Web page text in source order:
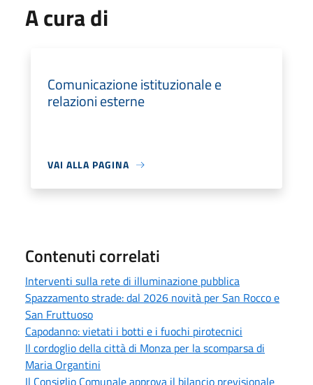
A cura di
Comunicazione istituzionale e
relazioni esterne
VAI ALLA PAGINA
Contenuti correlati
Interventi sulla rete di illuminazione pubblica
Spazzamento strade: dal 2026 novità per San Rocco e
San Fruttuoso
Capodanno: vietati i botti e i fuochi pirotecnici
Il cordoglio della città di Monza per la scomparsa di
Maria Organtini
Il Consiglio Comunale approva il bilancio previsionale